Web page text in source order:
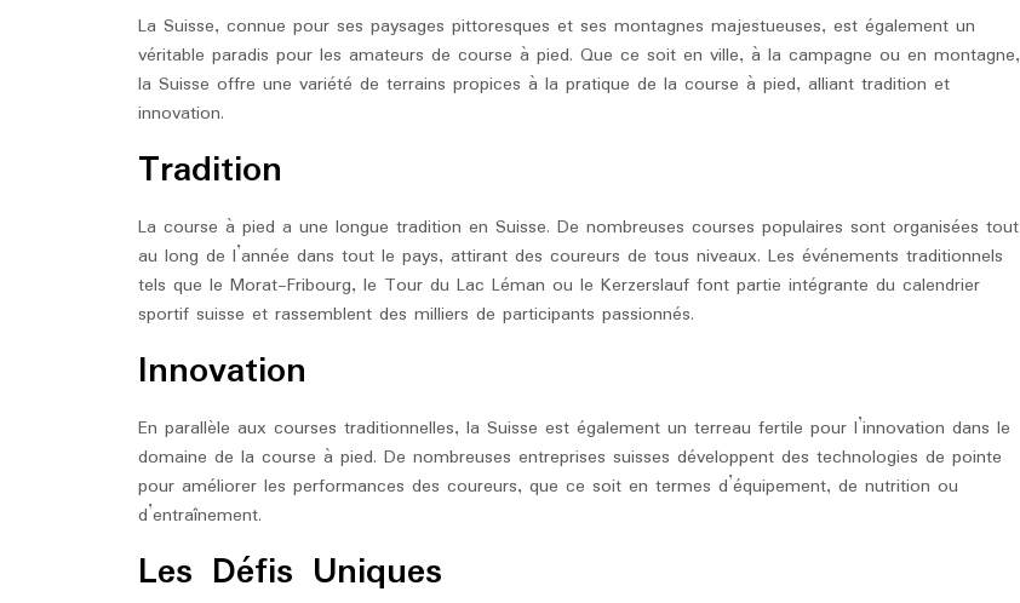
La Suisse, connue pour ses paysages pittoresques et ses montagnes majestueuses, est également un
véritable paradis pour les amateurs de course à pied. Que ce soit en ville, à la campagne ou en montagne,
la Suisse offre une variété de terrains propices à la pratique de la course à pied, alliant tradition et
innovation.
Tradition
La course à pied a une longue tradition en Suisse. De nombreuses courses populaires sont organisées tout
au long de l’année dans tout le pays, attirant des coureurs de tous niveaux. Les événements traditionnels
tels que le Morat-Fribourg, le Tour du Lac Léman ou le Kerzerslauf font partie intégrante du calendrier
sportif suisse et rassemblent des milliers de participants passionnés.
Innovation
En parallèle aux courses traditionnelles, la Suisse est également un terreau fertile pour l’innovation dans le
domaine de la course à pied. De nombreuses entreprises suisses développent des technologies de pointe
pour améliorer les performances des coureurs, que ce soit en termes d’équipement, de nutrition ou
d’entraînement.
Les Défis Uniques